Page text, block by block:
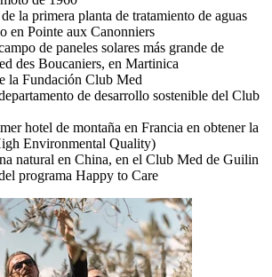
la primera planta de tratamiento de aguas
en Pointe aux Canonniers
de paneles solares más grande de
des Boucaniers, en Martinica
la Fundación Club Med
de desarrollo sostenible del Club
hotel de montaña en Francia en obtener la
Environmental Quality)
natural en China, en el Club Med de Guilin
programa Happy to Care